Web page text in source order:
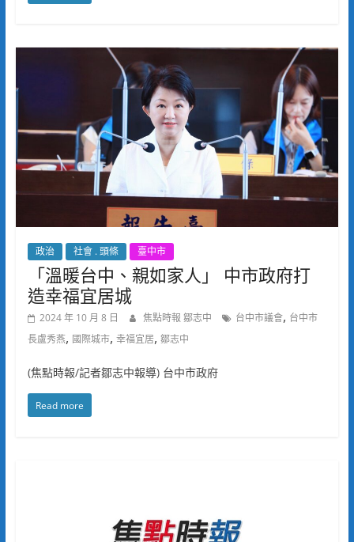
政治 社會 . 頭條 臺中市
「溫暖台中、親如家人」 中市政府打
造幸福宜居城
2024 年 10 月 8 日 焦點時報 鄒志中 台中市議會, 台中市
長盧秀燕, 國際城市, 幸福宜居, 鄒志中
(焦點時報/記者鄒志中報導) 台中市政府
Read more